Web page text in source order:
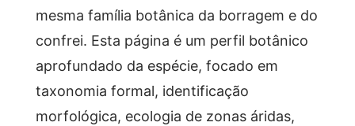
mesma família botânica da borragem e do
confrei. Esta página é um perfil botânico
aprofundado da espécie, focado em
taxonomia formal, identificação
morfológica, ecologia de zonas áridas,